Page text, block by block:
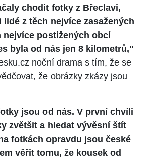
chodit fotky z Břeclavi,
z těch nejvíce zasažených
nejvíce postižených obcí
byla od nás jen 8 kilometrů,"
noční drama s tím, že se
že obrázky zkázy jsou
jsou od nás. V první chvíli
zvětšit a hledat vývěsní štít
fotkách opravdu jsou české
věřit tomu, že kousek od